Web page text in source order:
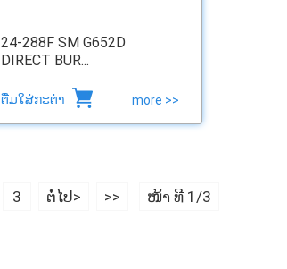
24-288F SM G652D
DIRECT BUR...
ຕື່ມໃສ່ກະຕ່າ more >>
3 ຕໍ່ໄປ> >> ໜ້າ ທີ 1/3